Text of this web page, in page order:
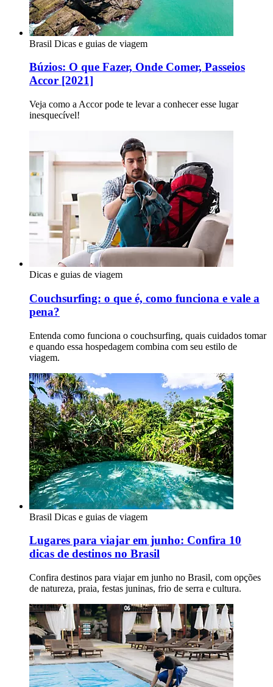
Brasil Dicas e guias de viagem
Búzios: O que Fazer, Onde Comer, Passeios
Accor [2021]
Veja como a Accor pode te levar a conhecer esse lugar
inesquecível!
Dicas e guias de viagem
Couchsurfing: o que é, como funciona e vale a
pena?
Entenda como funciona o couchsurfing, quais cuidados tomar
e quando essa hospedagem combina com seu estilo de
viagem.
Brasil Dicas e guias de viagem
Lugares para viajar em junho: Confira 10
dicas de destinos no Brasil
Confira destinos para viajar em junho no Brasil, com opções
de natureza, praia, festas juninas, frio de serra e cultura.